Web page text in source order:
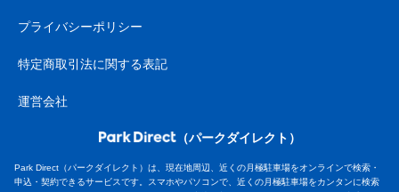
プライバシーポリシー
特定商取引法に関する表記
運営会社
（パークダイレクト）
Park Direct（パークダイレクト）は、現在地周辺、近くの月極駐車場をオンラインで検索・
申込・契約できるサービスです。スマホやパソコンで、近くの月極駐車場をカンタンに検索